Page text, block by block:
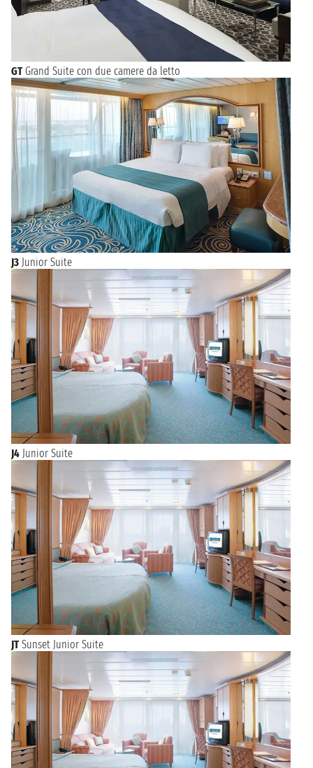
GT Grand Suite con due camere da letto
J3 Junior Suite
J4 Junior Suite
JT Sunset Junior Suite